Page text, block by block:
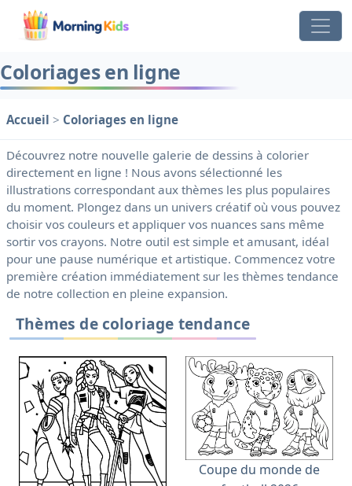
Coloriages en ligne
Accueil > Coloriages en ligne
Découvrez notre nouvelle galerie de dessins à colorier
directement en ligne ! Nous avons sélectionné les
illustrations correspondant aux thèmes les plus populaires
du moment. Plongez dans un univers créatif où vous pouvez
choisir vos couleurs et appliquer vos nuances sans même
sortir vos crayons. Notre outil est simple et amusant, idéal
pour une pause numérique et artistique. Commencez votre
première création immédiatement sur les thèmes tendance
de notre collection en pleine expansion.
Thèmes de coloriage tendance
Coupe du monde de